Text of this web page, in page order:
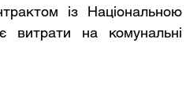
із Національною
витрати на комунальні